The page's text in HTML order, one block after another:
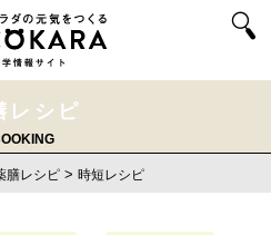
レシピ
膳レシピ >時短レシピ